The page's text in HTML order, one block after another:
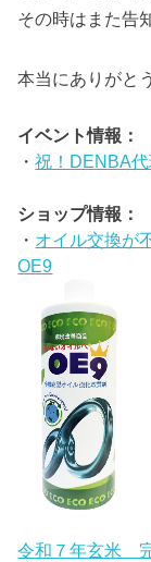
その時はまた告
本当にありがと
イベント情報：
・祝！DENBA
ショップ情報：
・ オイル交換が
OE9
令和７年玄米